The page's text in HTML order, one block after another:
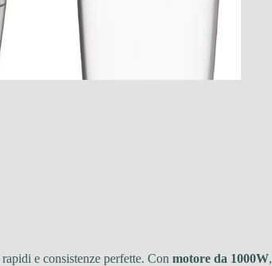
e consistenze perfette. Con motore da 1000W,